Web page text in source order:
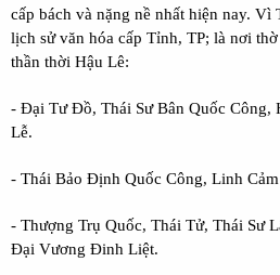
cấp bách và nặng nề nhất hiện nay.
lịch sử văn hóa cấp Tỉnh, TP; là nơi
thần thời Hậu Lê:
- Đại Tư Đồ, Thái Sư Bân Quốc
Lễ.
- Thái Bảo Định Quốc Công, Linh
- Thượng Trụ Quốc, Thái Tử, Thái Sư
Đại Vương Đinh Liệt.